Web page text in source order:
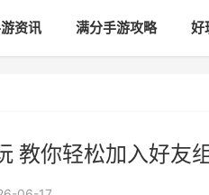
资讯 满分手游攻略 好
教你轻松加入好友